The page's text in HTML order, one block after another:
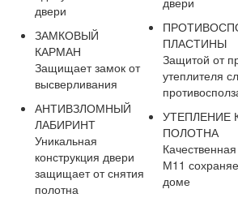
двери
ЗАМКОВЫЙ
КАРМАН
Защищает замок от
высверливания
АНТИВЗЛОМНЫЙ
ЛАБИРИНТ
Уникальная
конструкция двери
защищает от снятия
полотна
ПЛАСТИНЫ
Защитой от
утеплителя
УТЕПЛЕНИЕ
ПОЛОТНА
М11
доме